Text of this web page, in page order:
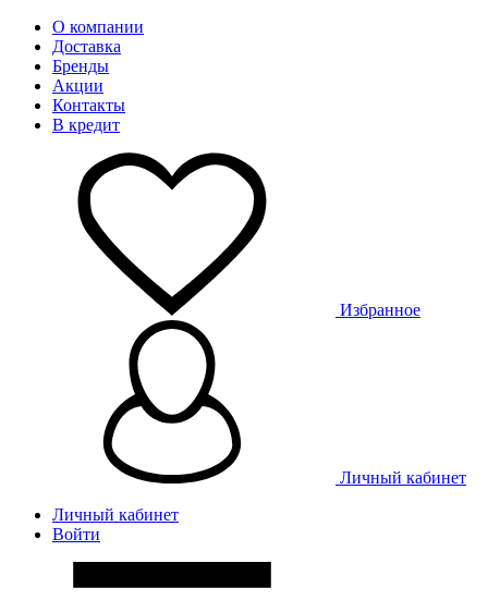
О компании
Доставка
Бренды
Акции
Контакты
В кредит
Избранное
Личный кабинет
Личный кабинет
Войти